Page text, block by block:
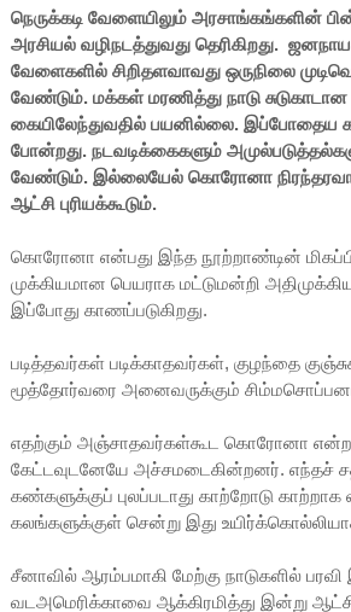
நெருக்கடி வேளையிலும் அரசாங்கங்களின்
அரசியல் வழிநடத்துவது தெரிகிறது.
வேளைகளில் சிறிதளவாவது ஒருநிலை
வேண்டும். மக்கள் மரணித்து நாடு
கையிலேந்துவதில் பயனில்லை. இப்போதைய
போன்றது. நடவடிக்கைகளும்
வேண்டும். இல்லையேல் கொரோனா
ஆட்சி புரியக்கூடும்.
கொரோனா என்பது இந்த நூற்றாண்டின்
முக்கியமான பெயராக மட்டுமன்றி
இப்போது காணப்படுகிறது.
படித்தவர்கள் படிக்காதவர்கள், குழந்தை
மூத்தோர்வரை அனைவருக்கும்
எதற்கும் அஞ்சாதவர்கள்கூட கொரோனா
கேட்டவுடனேயே அச்சமடைகின்றனர். எந்தச்
கண்களுக்குப் புலப்படாது காற்றோடு
கலங்களுக்குள் சென்று இது உயிர்க்கொல்லியாக
சீனாவில் ஆரம்பமாகி மேற்கு நாடுகளில் பரவி
வடஅமெரிக்காவை ஆக்கிரமித்து இன்று ஆட்சி